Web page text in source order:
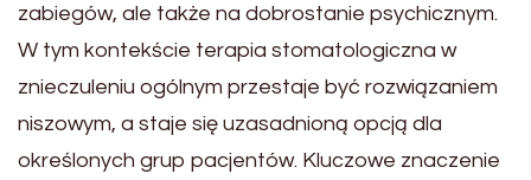
zabiegów, ale także na dobrostanie psychicznym.
W tym kontekście terapia stomatologiczna w
znieczuleniu ogólnym przestaje być rozwiązaniem
niszowym, a staje się uzasadnioną opcją dla
określonych grup pacjentów. Kluczowe znaczenie